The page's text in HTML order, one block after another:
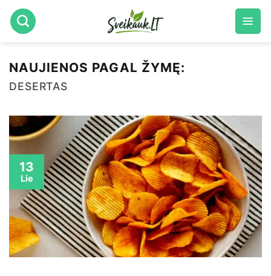
Skip
to
NAUJIENOS PAGAL ŽYMĘ:
DESERTAS
13
Lie